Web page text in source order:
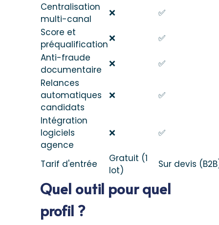
Centralisation
multi-canal
❌
✅
Score et
préqualification
❌
✅
Anti-fraude
documentaire
❌
✅
Relances
automatiques
candidats
❌ ✅
Intégration
logiciels
agence
❌ ✅
Tarif d'entrée
Gratuit (1
lot)
Sur devis
Quel outil pour quel
profil ?